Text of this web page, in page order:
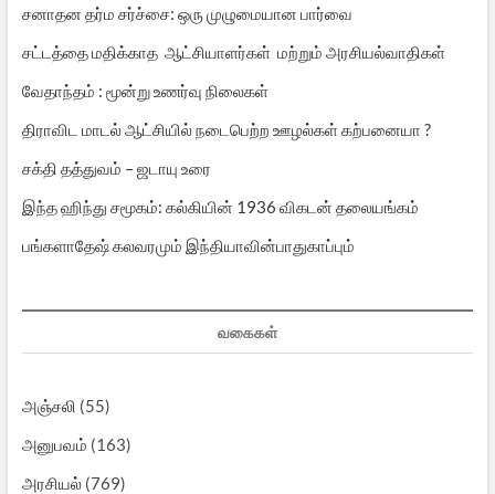
சனாதன தர்ம சர்ச்சை: ஒரு முழுமையான பார்வை
சட்டத்தை மதிக்காத ஆட்சியாளர்கள் மற்றும் அரசியல்வாதிகள்
வேதாந்தம் : மூன்று உணர்வு நிலைகள்
திராவிட மாடல் ஆட்சியில் நடைபெற்ற ஊழல்கள் கற்பனையா ?
சக்தி தத்துவம் – ஜடாயு உரை
இந்த ஹிந்து சமூகம்: கல்கியின் 1936 விகடன் தலையங்கம்
பங்களாதேஷ் கலவரமும் இந்தியாவின்பாதுகாப்பும்
வகைகள்
அஞ்சலி (55)
அனுபவம் (163)
அரசியல்(769)